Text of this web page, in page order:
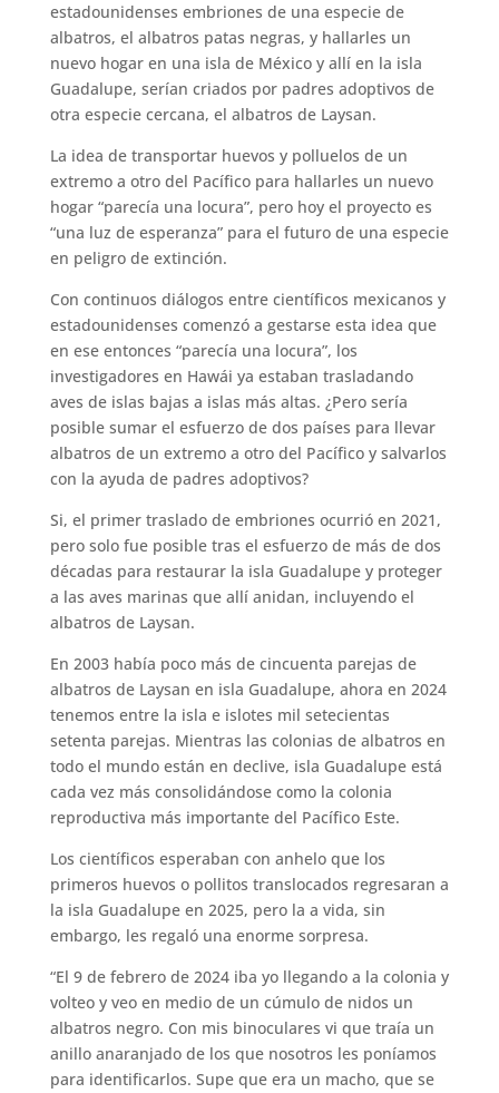
estadounidenses embriones de una especie de
albatros, el albatros patas negras, y hallarles un
nuevo hogar en una isla de México y allí en la isla
Guadalupe, serían criados por padres adoptivos de
otra especie cercana, el albatros de Laysan.
La idea de transportar huevos y polluelos de un
extremo a otro del Pacífico para hallarles un nuevo
hogar “parecía una locura”, pero hoy el proyecto es
“una luz de esperanza” para el futuro de una especie
en peligro de extinción.
Con continuos diálogos entre científicos mexicanos y
estadounidenses comenzó a gestarse esta idea que
en ese entonces “parecía una locura”, los
investigadores en Hawái ya estaban trasladando
aves de islas bajas a islas más altas. ¿Pero sería
posible sumar el esfuerzo de dos países para llevar
albatros de un extremo a otro del Pacífico y salvarlos
con la ayuda de padres adoptivos?
Si, el primer traslado de embriones ocurrió en 2021,
pero solo fue posible tras el esfuerzo de más de dos
décadas para restaurar la isla Guadalupe y proteger
a las aves marinas que allí anidan, incluyendo el
albatros de Laysan.
En 2003 había poco más de cincuenta parejas de
albatros de Laysan en isla Guadalupe, ahora en 2024
tenemos entre la isla e islotes mil setecientas
setenta parejas. Mientras las colonias de albatros en
todo el mundo están en declive, isla Guadalupe está
cada vez más consolidándose como la colonia
reproductiva más importante del Pacífico Este.
Los científicos esperaban con anhelo que los
primeros huevos o pollitos translocados regresaran a
la isla Guadalupe en 2025, pero la a vida, sin
embargo, les regaló una enorme sorpresa.
“El 9 de febrero de 2024 iba yo llegando a la colonia y
volteo y veo en medio de un cúmulo de nidos un
albatros negro. Con mis binoculares vi que traía un
anillo anaranjado de los que nosotros les poníamos
para identificarlos. Supe que era un macho, que se